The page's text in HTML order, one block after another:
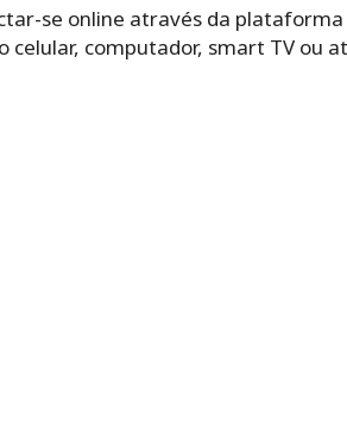
se online através da plataforma
computador, smart TV ou